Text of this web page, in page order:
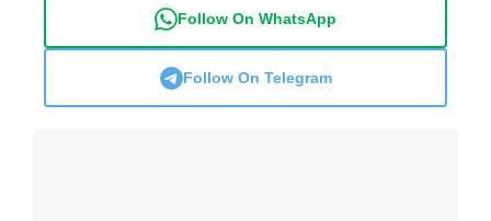
Follow On WhatsApp
Follow On Telegram